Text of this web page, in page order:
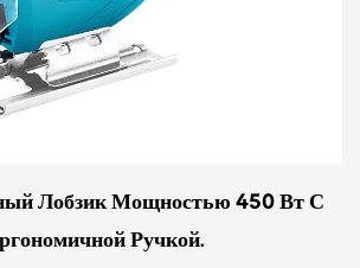
Лобзик Мощностью 450 Вт С
Ручкой.